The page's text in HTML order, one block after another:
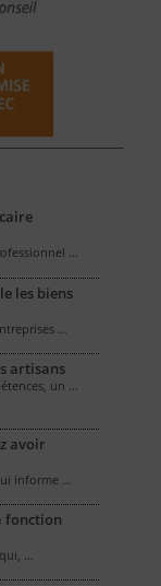
…
les biens
…
artisans
un …
avoir
informe …
fonction
…